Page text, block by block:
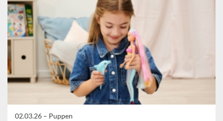
02.03.26 – Puppen